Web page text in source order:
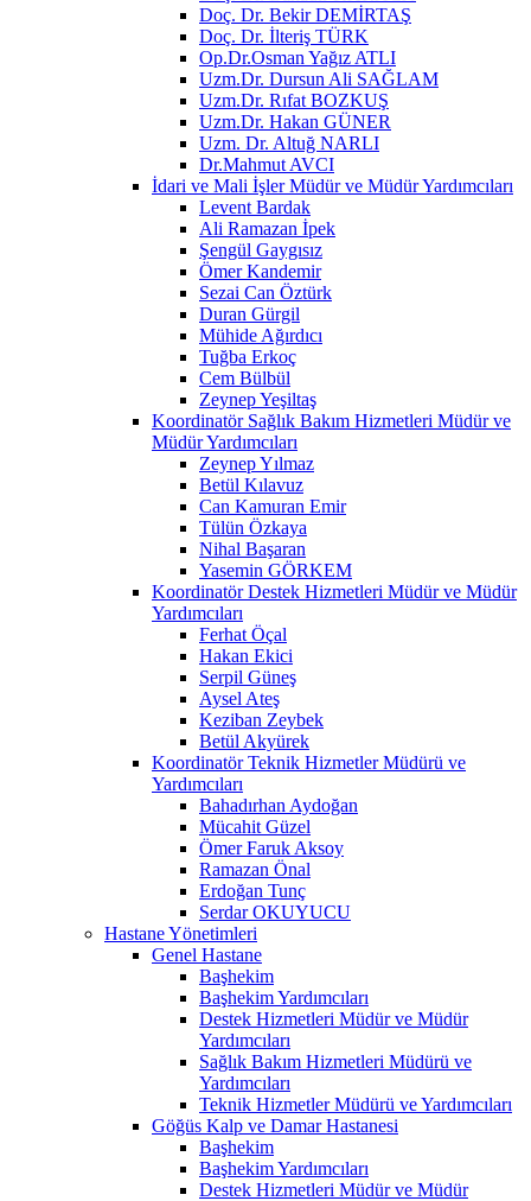
Doç. Dr. Bekir DEMİRTAŞ
Doç. Dr. İlteriş TÜRK
Op.Dr.Osman Yağız ATLI
Uzm.Dr. Dursun Ali SAĞLAM
Uzm.Dr. Rıfat BOZKUŞ
Uzm.Dr. Hakan GÜNER
Uzm. Dr. Altuğ NARLI
Dr.Mahmut AVCI
İdari ve Mali İşler Müdür ve Müdür Yardımcıları
Levent Bardak
Ali Ramazan İpek
Şengül Gaygısız
Ömer Kandemir
Sezai Can Öztürk
Duran Gürgil
Mühide Ağırdıcı
Tuğba Erkoç
Cem Bülbül
Zeynep Yeşiltaş
Koordinatör Sağlık Bakım Hizmetleri Müdür ve
Müdür Yardımcıları
Zeynep Yılmaz
Betül Kılavuz
Can Kamuran Emir
Tülün Özkaya
Nihal Başaran
Yasemin GÖRKEM
Koordinatör Destek Hizmetleri Müdür ve Müdür
Yardımcıları
Ferhat Öçal
Hakan Ekici
Serpil Güneş
Aysel Ateş
Keziban Zeybek
Betül Akyürek
Koordinatör Teknik Hizmetler Müdürü ve
Yardımcıları
Bahadırhan Aydoğan
Mücahit Güzel
Ömer Faruk Aksoy
Ramazan Önal
Erdoğan Tunç
Serdar OKUYUCU
Hastane Yönetimleri
Genel Hastane
Başhekim
Başhekim Yardımcıları
Destek Hizmetleri Müdür ve Müdür
Yardımcıları
Sağlık Bakım Hizmetleri Müdürü ve
Yardımcıları
Teknik Hizmetler Müdürü ve Yardımcıları
Göğüs Kalp ve Damar Hastanesi
Başhekim
Başhekim Yardımcıları
Destek Hizmetleri Müdür ve Müdür